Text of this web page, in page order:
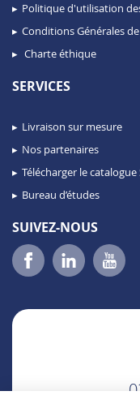
Politique d'utilisation
Conditions Générales
Charte éthique
SERVICES
Livraison sur mesure
Nos partenaires
Télécharger le catalogue
Bureau d’études
SUIVEZ-NOUS